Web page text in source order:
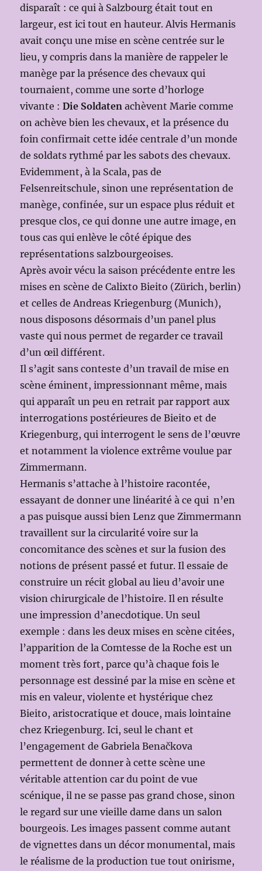
disparaît : ce qui à Salzbourg était tout en
largeur, est ici tout en hauteur. Alvis Hermanis
avait conçu une mise en scène centrée sur le
lieu, y compris dans la manière de rappeler le
manège par la présence des chevaux qui
tournaient, comme une sorte d’horloge
vivante :Die Soldaten achèvent Marie comme
on achève bien les chevaux, et la présence du
foin confirmait cette idée centrale d’un monde
de soldats rythmé par les sabots des chevaux.
Evidemment, à la Scala, pas de
Felsenreitschule, sinon une représentation de
manège, confinée, sur un espace plus réduit et
presque clos, ce qui donne une autre image, en
tous cas qui enlève le côté épique des
représentations salzbourgeoises.
Après avoir vécu la saison précédente entre les
mises en scène de Calixto Bieito (Zürich, berlin)
et celles de Andreas Kriegenburg (Munich),
nous disposons désormais d’un panel plus
vaste qui nous permet de regarder ce travail
d’un œil différent.
Il s’agit sans conteste d’un travail de mise en
scène éminent, impressionnant même, mais
qui apparaît un peu en retrait par rapport aux
interrogations postérieures de Bieito et de
Kriegenburg, qui interrogent le sens de l’œuvre
et notamment la violence extrême voulue par
Zimmermann.
Hermanis s’attache à l’histoire racontée,
essayant de donner une linéarité à ce qui n’en
a pas puisque aussi bien Lenz que Zimmermann
travaillent sur la circularité voire sur la
concomitance des scènes et sur la fusion des
notions de présent passé et futur. Il essaie de
construire un récit global au lieu d’avoir une
vision chirurgicale de l’histoire. Il en résulte
une impression d’anecdotique. Un seul
exemple : dans les deux mises en scène citées,
l’apparition de la Comtesse de la Roche est un
moment très fort, parce qu’à chaque fois le
personnage est dessiné par la mise en scène et
mis en valeur, violente et hystérique chez
Bieito, aristocratique et douce, mais lointaine
chez Kriegenburg. Ici, seul le chant et
l’engagement de Gabriela Benačkova
permettent de donner à cette scène une
véritable attention car du point de vue
scénique, il ne se passe pas grand chose, sinon
le regard sur une vieille dame dans un salon
bourgeois. Les images passent comme autant
de vignettes dans un décor monumental, mais
le réalisme de la production tue tout onirisme,